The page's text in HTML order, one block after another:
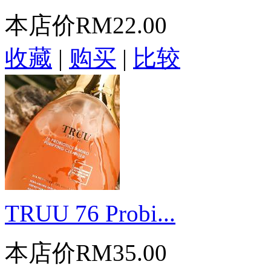
本店价RM22.00
收藏 | 购买 | 比较
TRUU 76 Probi...
本店价RM35.00